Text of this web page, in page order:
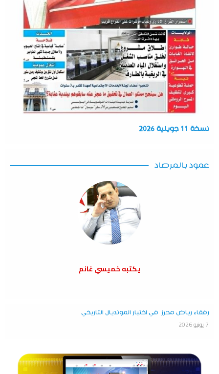
نسخة 11 جويلية 2026
عمود بالمرصاد
يكتبه خميسي غانم
رفقاء رياض محرز في اختبار المونديال التاريخي
7 يونيو 2026